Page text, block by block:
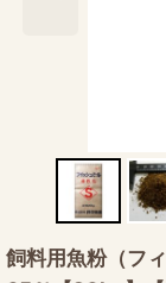
飼料用魚粉（フ